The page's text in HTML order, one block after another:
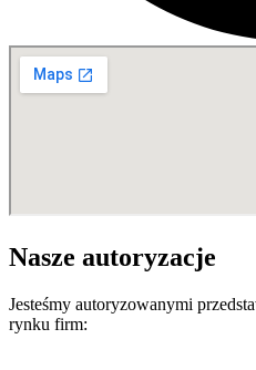
Nasze autoryzacje
Jesteśmy autoryzowanymi
rynku firm: